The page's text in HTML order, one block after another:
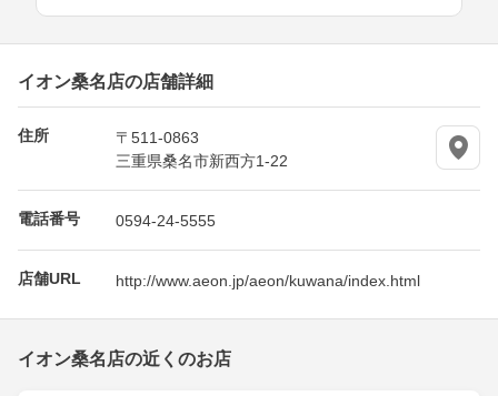
イオン桑名店の店舗詳細
住所
〒511-0863
三重県桑名市新西方1-22
電話番号 0594-24-5555
店舗URL http://www.aeon.jp/aeon/kuwana/index.html
イオン桑名店の近くのお店